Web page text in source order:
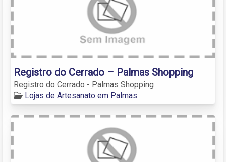
Registro do Cerrado – Palmas Shopping
Registro do Cerrado - Palmas Shopping
Lojas de Artesanato em Palmas